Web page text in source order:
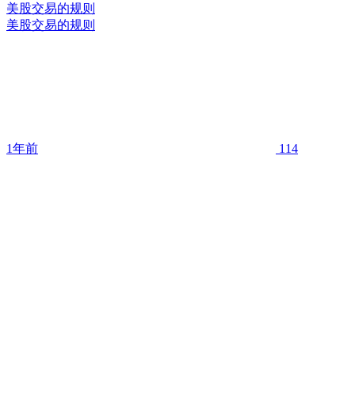
美股交易的规则
美股交易的规则
1年前 114